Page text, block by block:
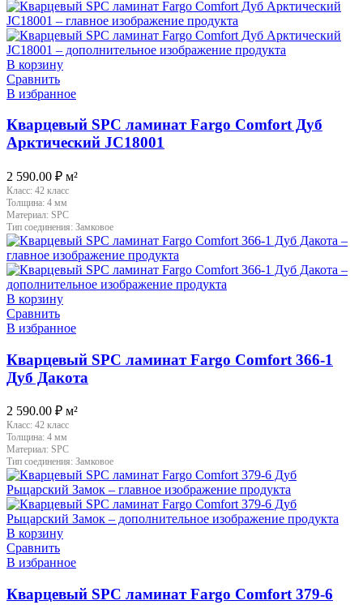
В корзину
Сравнить
В избранное
Кварцевый SPC ламинат Fargo Comfort Дуб
Арктический JC18001
2 590.00 ₽ м²
Класс: 42 класс
Толщина: 4 мм
Материал: SPC
Тип соединения: Замковое
В корзину
Сравнить
В избранное
Кварцевый SPC ламинат Fargo Comfort 366-1
Дуб Дакота
2 590.00 ₽ м²
Класс: 42 класс
Толщина: 4 мм
Материал: SPC
Тип соединения: Замковое
В корзину
Сравнить
В избранное
Кварцевый SPC ламинат Fargo Comfort 379-6